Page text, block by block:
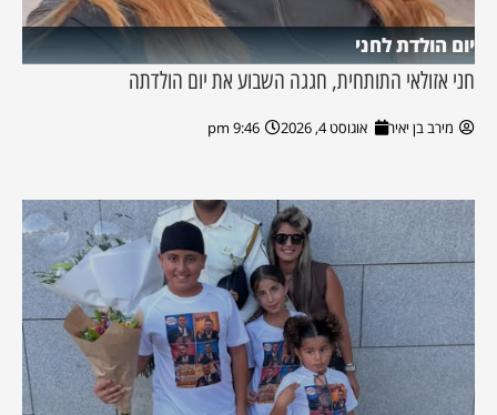
יום הולדת לחני
חני אזולאי התותחית, חגגה השבוע את יום הולדתה
מירב בן יאיר אוגוסט 4, 2026 9:46 pm